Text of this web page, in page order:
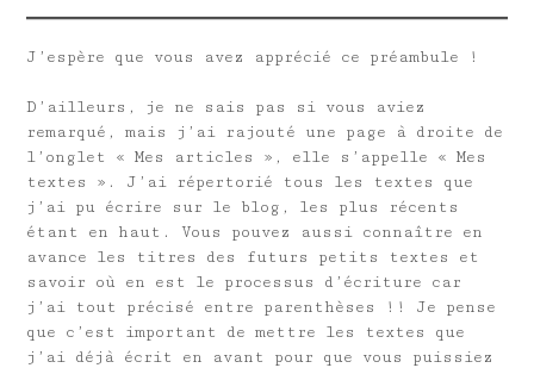
J’espère que vous avez apprécié ce préambule !
D’ailleurs, je ne sais pas si vous aviez
remarqué, mais j’ai rajouté une page à droite de
l’onglet « Mes articles », elle s’appelle « Mes
textes ». J’ai répertorié tous les textes que
j’ai pu écrire sur le blog, les plus récents
étant en haut. Vous pouvez aussi connaître en
avance les titres des futurs petits textes et
savoir où en est le processus d’écriture car
j’ai tout précisé entre parenthèses !! Je pense
que c’est important de mettre les textes que
j’ai déjà écrit en avant pour que vous puissiez